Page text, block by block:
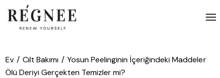
atla
Ev Cilt Bakımı
Yosun Peelinginin İçeriğindeki Maddeler
Ölü Deriyi Gerçekten Temizler mi?